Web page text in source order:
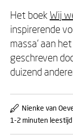
Het boek Wij
inspirerende
massa’ aan
geschreven
duizend
Nienke van
1-2 minuten leestijd